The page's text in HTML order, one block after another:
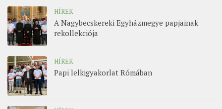
HÍREK
A Nagybecskereki Egyházmegye papjainak
rekollekciója
HÍREK
Papi lelkigyakorlat Rómában